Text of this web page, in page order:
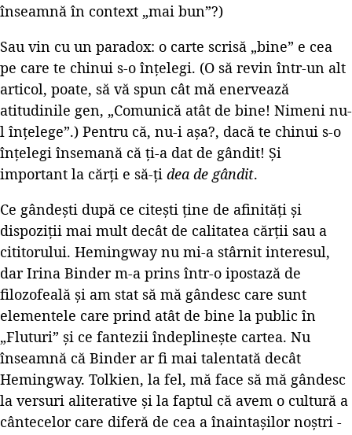
înseamnă în context „mai bun”?)
Sau vin cu un paradox: o carte scrisă „bine” e cea
pe care te chinui s-o înțelegi. (O să revin într-un alt
articol, poate, să vă spun cât mă enervează
atitudinile gen, „Comunică atât de bine! Nimeni nu-
l înțelege”.) Pentru că, nu-i așa?, dacă te chinui s-o
înțelegi însemană că ți-a dat de gândit! Și
important la cărți e să-ți dea de gândit.
Ce gândești după ce citești ține de afinități și
dispoziții mai mult decât de calitatea cărții sau a
cititorului. Hemingway nu mi-a stârnit interesul,
dar Irina Binder m-a prins într-o ipostază de
filozofeală și am stat să mă gândesc care sunt
elementele care prind atât de bine la public în
„Fluturi” și ce fantezii îndeplinește cartea. Nu
înseamnă că Binder ar fi mai talentată decât
Hemingway. Tolkien, la fel, mă face să mă gândesc
la versuri aliterative și la faptul că avem o cultură a
cântecelor care diferă de cea a înaintașilor noștri -